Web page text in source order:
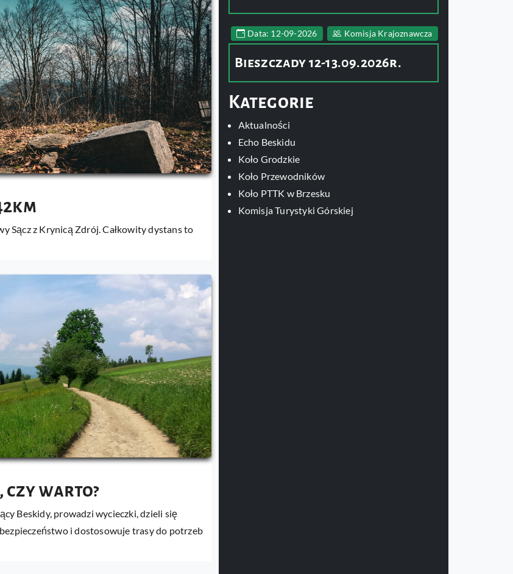
Sącz z Krynicą Zdrój. Całkowity dystans to
czy warto?
Beskidy, prowadzi wycieczki, dzieli się
i dostosowuje trasy do potrzeb
Data: 12-09-2026 Komisja Krajoznawcza
Bieszczady 12-13.09.2026r.
Kategorie
Aktualności
Echo Beskidu
Koło Grodzkie
Koło Przewodników
Koło PTTK w Brzesku
Komisja Turystyki Górskiej